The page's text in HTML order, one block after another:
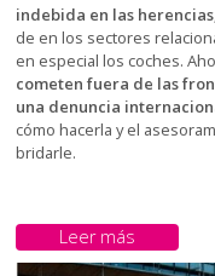
indebida en las
de en los sectores
en especial los coches.
cometen fuera de las
una denuncia
cómo hacerla y el
bridarle.
Leer más